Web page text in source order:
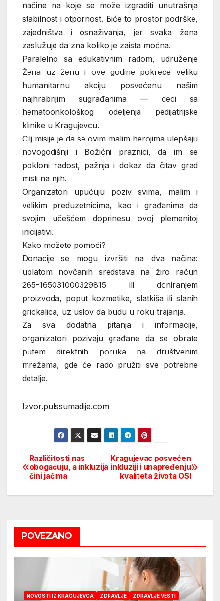
načine na koje se može izgraditi unutrašnja
stabilnost i otpornost. Biće to prostor podrške,
zajedništva i osnaživanja, jer svaka žena
zaslužuje da zna koliko je zaista moćna.
Paralelno sa edukativnim radom, udruženje
Žena uz ženu i ove godine pokreće veliku
humanitarnu akciju posvećenu našim
najhrabrijim sugrađanima — deci sa
hematoonkološkog odeljenja pedijatrijske
klinike u Kragujevcu.
Cilj misije je da se ovim malim herojima ulepšaju
novogodišnji i Božićni praznici, da im se
pokloni radost, pažnja i dokaz da čitav grad
misli na njih.
Organizatori upućuju poziv svima, malim i
velikim preduzetnicima, kao i građanima da
svojim učešćem doprinesu ovoj plemenitoj
inicijativi.
Kako možete pomoći?
Donacije se mogu izvršiti na dva načina:
uplatom novčanih sredstava na žiro račun
265-165031000329815 ili doniranjem
proizvoda, poput kozmetike, slatkiša ili slanih
grickalica, uz uslov da budu u roku trajanja.
Za sva dodatna pitanja i informacije,
organizatori pozivaju građane da se obrate
putem direktnih poruka na društvenim
mrežama, gde će rado pružiti sve potrebne
detalje.
Izvor.pulssumadije.com
Post
navigation
Kragujevac posvećen
inkluziji i unapređenju
kvaliteta života OSI
Različitosti nas
obogaćuju, a inkluzija
čini jačima
POVEZANO
NOVOSTI IZ KRAGUJEVCA ZDRAVLJE ZDRAVLJE VESTI